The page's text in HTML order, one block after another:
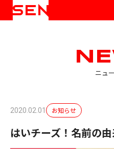
ニュ
2020.02.01 お知らせ
はいチーズ！名前の